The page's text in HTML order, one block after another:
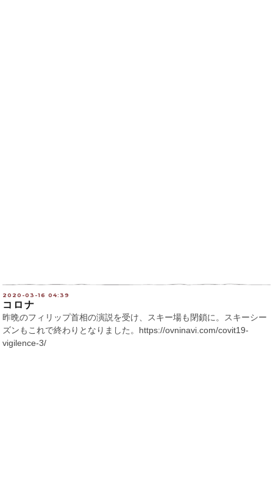
2020-03-16 04:39
コロナ
昨晩のフィリップ首相の演説を受け、スキー場も閉鎖に。スキーシー
ズンもこれで終わりとなりました。 https://ovninavi.com/covit19-
vigilence-3/